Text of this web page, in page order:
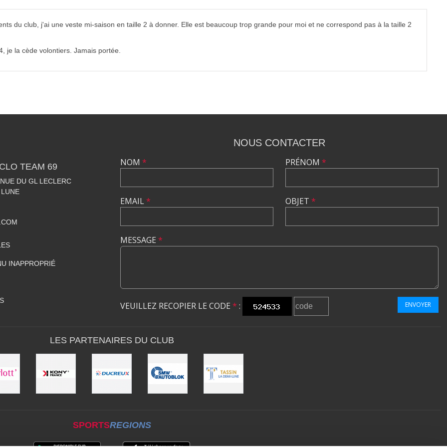
du club, j'ai une veste mi-saison en taille 2 à donner. Elle est beaucoup trop grande pour moi et ne correspond pas à la taille 2
je la cède volontiers. Jamais portée.
TEAM 69
DU GL LECLERC
INAPPROPRIÉ
NOUS CONTACTER
NOM *
EMAIL*
PRÉNOM *
OBJET *
MESSAGE *
VEUILLEZ RECOPIER LE CODE * : ENVOYER
LES PARTENAIRES DU CLUB
SPORTSREGIONS